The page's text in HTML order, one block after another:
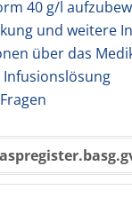
40 g/l
und weitere
über das